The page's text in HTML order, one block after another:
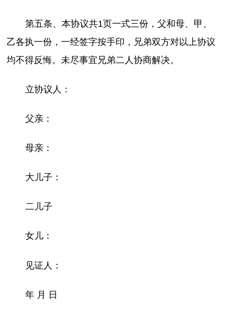
第五条、本协议共1页一式三份，父和母、甲、
乙各执一份，一经签字按手印，兄弟双方对以上协议
均不得反悔。未尽事宜兄弟二人协商解决。
立协议人：
父亲：
母亲：
大儿子：
二儿子
女儿：
见证人：
年 月 日